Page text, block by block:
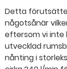
Detta
någotsånär
eftersom vi inte
utvecklad
nånting i